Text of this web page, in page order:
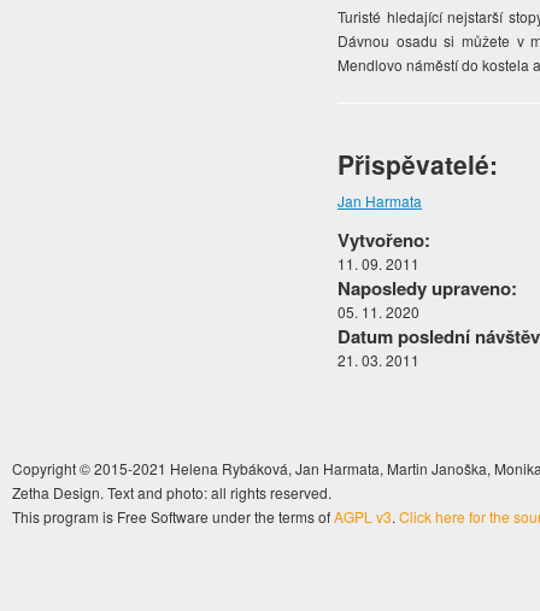
Turisté hledající nejstarší
Dávnou osadu si můžete v
Mendlovo náměstí do kostela
Přispěvatelé:
Jan Harmata
Vytvořeno:
11. 09. 2011
Naposledy upraveno:
05. 11. 2020
Datum poslední
21. 03. 2011
Copyright © 2015-2021 Helena Rybáková, Jan Harmata, Martin Janoška,
Zetha Design. Text and photo: all rights reserved.
This program is Free Software under the terms ofAGPL v3. Click here for the